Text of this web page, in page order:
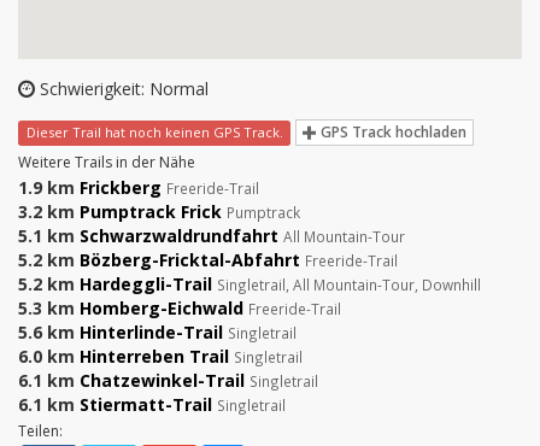
Schwierigkeit: Normal
Dieser Trail hat noch keinen GPS Track.
GPS Track hochladen
Weitere Trails in der Nähe
1.9 km Frickberg Freeride-Trail
3.2 km Pumptrack Frick Pumptrack
5.1 km Schwarzwaldrundfahrt All Mountain-Tour
5.2 km Bözberg-Fricktal-Abfahrt Freeride-Trail
5.2 km Hardeggli-Trail Singletrail, All Mountain-Tour, Downhill
5.3 km Homberg-Eichwald Freeride-Trail
5.6 km Hinterlinde-Trail Singletrail
6.0 km Hinterreben Trail Singletrail
6.1 km Chatzewinkel-Trail Singletrail
6.1 km Stiermatt-Trail Singletrail
Teilen: